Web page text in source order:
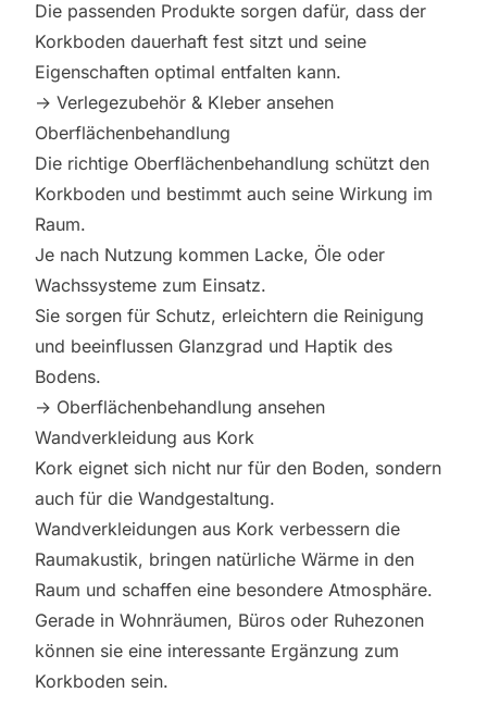
Die passenden Produkte sorgen dafür, dass der
Korkboden dauerhaft fest sitzt und seine
Eigenschaften optimal entfalten kann.
→ Verlegezubehör & Kleber ansehen
Oberflächenbehandlung
Die richtige Oberflächenbehandlung schützt den
Korkboden und bestimmt auch seine Wirkung im
Raum.
Je nach Nutzung kommen Lacke, Öle oder
Wachssysteme zum Einsatz.
Sie sorgen für Schutz, erleichtern die Reinigung
und beeinflussen Glanzgrad und Haptik des
Bodens.
→ Oberflächenbehandlung ansehen
Wandverkleidung aus Kork
Kork eignet sich nicht nur für den Boden, sondern
auch für die Wandgestaltung.
Wandverkleidungen aus Kork verbessern die
Raumakustik, bringen natürliche Wärme in den
Raum und schaffen eine besondere Atmosphäre.
Gerade in Wohnräumen, Büros oder Ruhezonen
können sie eine interessante Ergänzung zum
Korkboden sein.